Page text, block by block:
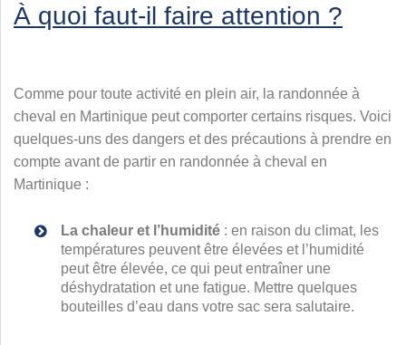
À quoi faut-il faire attention ?
Comme pour toute activité en plein air, la randonnée à
cheval en Martinique peut comporter certains risques. Voici
quelques-uns des dangers et des précautions à prendre en
compte avant de partir en randonnée à cheval en
Martinique :
La chaleur et l’humidité : en raison du climat, les
températures peuvent être élevées et l’humidité
peut être élevée, ce qui peut entraîner une
déshydratation et une fatigue. Mettre quelques
bouteilles d’eau dans votre sac sera salutaire.